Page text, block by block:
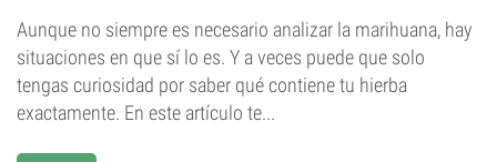
Aunque no siempre es necesario analizar la marihuana, hay
situaciones en que sí lo es. Y a veces puede que solo
tengas curiosidad por saber qué contiene tu hierba
exactamente. En este artículo te...